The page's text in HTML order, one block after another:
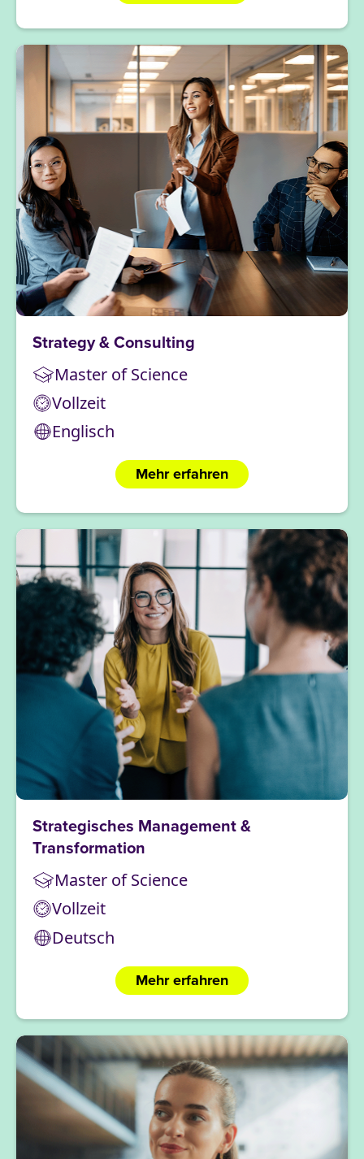
Strategy & Consulting
Master of Science
Vollzeit
Englisch
Mehr erfahren
Strategisches Management &
Transformation
Master of Science
Vollzeit
Deutsch
Mehr erfahren